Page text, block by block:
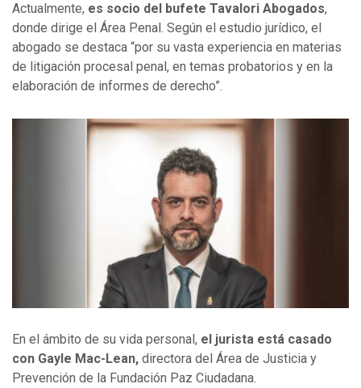
Actualmente, es socio del bufete Tavalori Abogados,
donde dirige el Área Penal. Según el estudio jurídico, el
abogado se destaca “por su vasta experiencia en materias
de litigación procesal penal, en temas probatorios y en la
elaboración de informes de derecho”.
En el ámbito de su vida personal, el jurista está casado
con Gayle Mac-Lean, directora del Área de Justicia y
Prevención de la Fundación Paz Ciudadana.